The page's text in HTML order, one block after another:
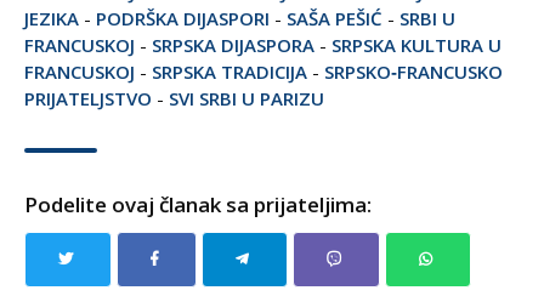
JEZIKA - PODRŠKA DIJASPORI - SAŠA PEŠIĆ - SRBI U
FRANCUSKOJ - SRPSKA DIJASPORA - SRPSKA KULTURA U
FRANCUSKOJ - SRPSKA TRADICIJA - SRPSKO‑FRANCUSKO
PRIJATELJSTVO - SVI SRBI U PARIZU
Podelite ovaj članak sa prijateljima: